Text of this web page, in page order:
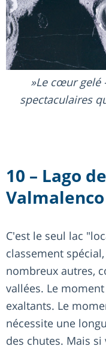
Le cœur gelé
spectaculaires
10 – Lago
Valmalenco
C'est le seul lac
classement
nombreux autres,
vallées. Le
exaltants. Le
nécessite une
des chutes. Mais